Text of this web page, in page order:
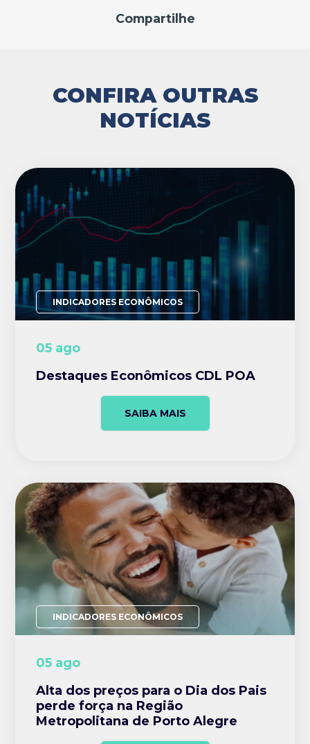
Compartilhe
CONFIRA OUTRAS
NOTÍCIAS
INDICADORES ECONÔMICOS
05 ago
Destaques Econômicos CDL POA
SAIBA MAIS
INDICADORES ECONÔMICOS
05 ago
Alta dos preços para o Dia dos Pais
perde força na Região
Metropolitana de Porto Alegre